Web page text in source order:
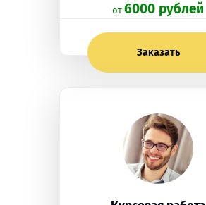
oт 6000 рублей
Заказать